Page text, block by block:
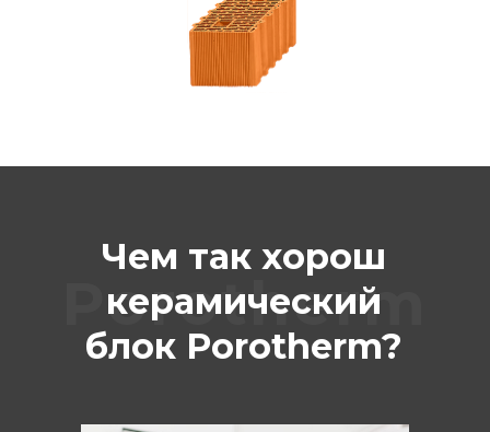
Porotherm
Чем так хорош
керамический
блок Porotherm?